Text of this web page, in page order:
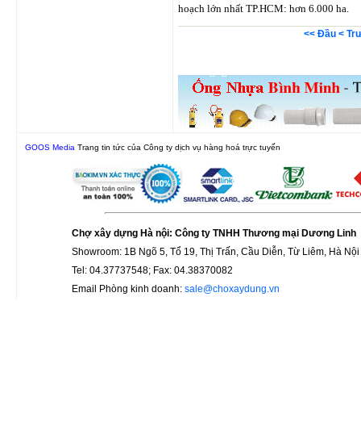
hoạch lớn nhất TP.HCM: hơn 6.000 ha.
<< Đầu <
GOOS Media Trang tin tức của Công ty dịch vụ hàng hoá trực tuyến
Chợ xây dựng Hà nội: Công ty TNHH Thương mại Dương Linh
Showroom: 1B Ngõ 5, Tổ 19, Thị Trấn, Cầu Diễn, Từ Liêm, Hà Nội
Tel: 04.37737548; Fax: 04.38370082
Email Phòng kinh doanh: sale@choxaydung.vn